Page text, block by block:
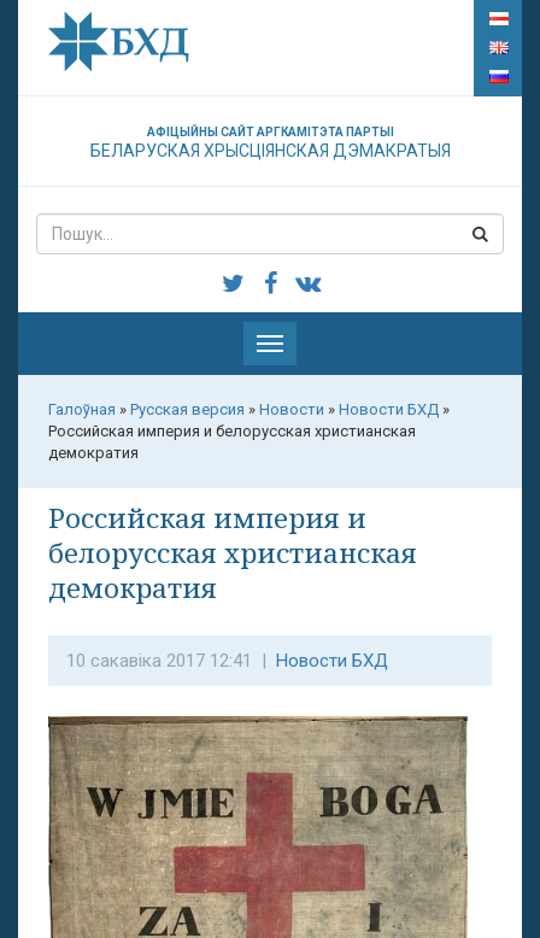
АФІЦЫЙНЫ САЙТ АРГКАМІТЭТА ПАРТЫІ
БЕЛАРУСКАЯ ХРЫСЦІЯНСКАЯ ДЭМАКРАТЫЯ
Паказаць
меню
Галоўная » Русская версия » Новости » Новости БХД »
Российская империя и белорусская христианская
демократия
Российская империя и
белорусская христианская
демократия
10 сакавіка 2017 12:41 | Новости БХД